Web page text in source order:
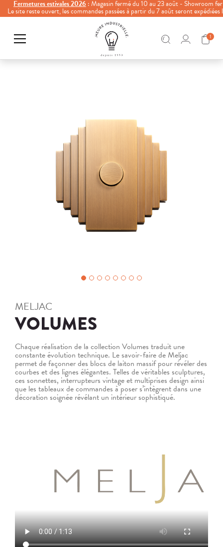
MELJAC
VOLUMES
Chaque réalisation de la collection Volumes traduit une
constante évolution technique. Le savoir-faire de Meljac
permet de façonner des blocs de laiton massif pour révéler des
courbes et des lignes élégantes. Telles de véritables sculptures,
ces sonnettes, interrupteurs vintage et multiprises design ainsi
que les tableaux de commandes à poser s’intègrent dans une
décoration soignée révélant un intérieur sophistiqué.
Fermetures estivales 2026 : Magasin fermé du 10 au 23 août - Showroom
Le site reste ouvert, les commandes passées à partir du 7 août seront
1